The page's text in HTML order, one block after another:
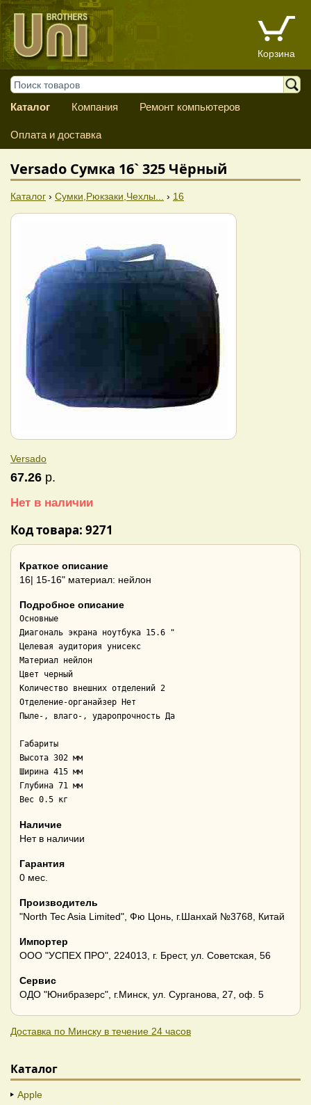
Корзина
Каталог Компания Ремонт компьютеров
Оплата и доставка
Versado Сумка 16` 325 Чёрный
Каталог › Сумки,Рюкзаки,Чехлы... › 16
Versado
67.26 р.
Нет в наличии
Код товара: 9271
Краткое описание
16| 15-16" материал: нейлон
Подробное описание
Основные
Диагональ экрана ноутбука 15.6 "
Целевая аудитория унисекс
Материал нейлон
Цвет черный
Количество внешних отделений 2
Отделение-органайзер Нет
Пыле-, влаго-, ударопрочность Да
Габариты
Высота 302 мм
Ширина 415 мм
Глубина 71 мм
Вес 0.5 кг
Наличие
Нет в наличии
Гарантия
0 мес.
Производитель
"North Tec Asia Limited", Фю Цонь, г.Шанхай №3768, Китай
Импортер
ООО "УСПЕХ ПРО", 224013, г. Брест, ул. Советская, 56
Сервис
ОДО "Юнибразерс", г.Минск, ул. Сурганова, 27, оф. 5
Доставка по Минску в течение 24 часов
Каталог
Apple